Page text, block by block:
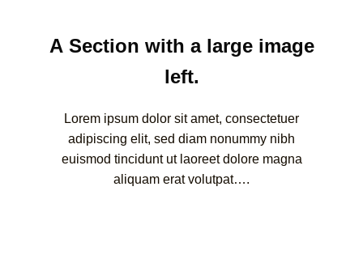
A Section with a large image
left.
Lorem ipsum dolor sit amet, consectetuer
adipiscing elit, sed diam nonummy nibh
euismod tincidunt ut laoreet dolore magna
aliquam erat volutpat….